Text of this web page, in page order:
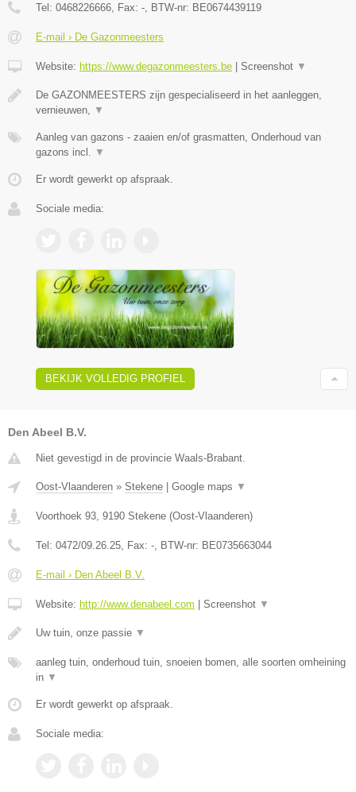
Tel: 0468226666 , Fax: - , BTW-nr: BE0674439119
E-mail › De Gazonmeesters
Website: https://www.degazonmeesters.be | Screenshot ▼
De GAZONMEESTERS zijn gespecialiseerd in het aanleggen,
vernieuwen,
▼
Aanleg van gazons - zaaien en/of grasmatten, Onderhoud van
gazons incl.
▼
Er wordt gewerkt op afspraak.
Sociale media:
BEKIJK VOLLEDIG PROFIEL
Den Abeel B.V.
Niet gevestigd in de provincie Waals-Brabant.
Oost-Vlaanderen » Stekene Google maps ▼
Voorthoek 93 9190 Stekene (Oost-Vlaanderen)
Tel: 0472/09.26.25 , Fax: - , BTW-nr: BE0735663044
E-mail › Den Abeel B.V.
Website: http://www.denabeel.com Screenshot ▼
Uw tuin, onze passie ▼
aanleg tuin, onderhoud tuin, snoeien bomen, alle soorten omheining
in ▼
Er wordt gewerkt op afspraak.
Sociale media: